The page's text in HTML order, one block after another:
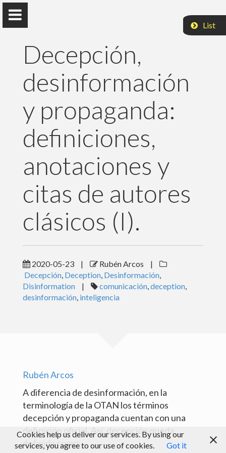
Rubén Arcos
Universidad Rey Juan Carlos
Docencia
Publicaciones
Eventos y actividades
Peer Review
Medios de comunicación
© Rubén Arcos 2017
List
Decepción,
desinformación
y propaganda:
definiciones,
anotaciones y
citas de autores
clásicos (I).
2020-05-23 | Rubén Arcos
|
Decepción, Deception, Desinformación,
Disinformation
| comunicación,deception,
desinformación, inteligencia
Rubén Arcos
A diferencia de desinformación, en la
terminología de la OTAN los términos
decepción y propaganda cuentan con una
definición oficial. Así, decepción queda
definida como:
Cookies help us deliver our services. By using our
services, you agree to our use of cookies.
Got it